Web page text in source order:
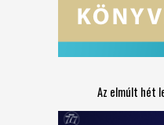
Az elmúlt hét